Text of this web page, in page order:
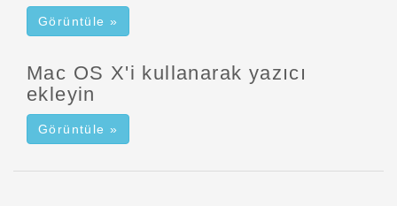
Görüntüle »
Mac OS X'i kullanarak yazıcı
ekleyin
Görüntüle »